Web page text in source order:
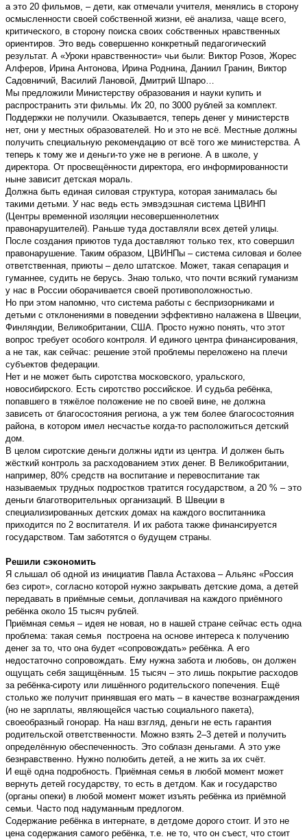
а это 20 фильмов, – дети, как отмечали учителя, менялись в сторону
осмысленности своей собственной жизни, её анализа, чаще всего,
критического, в сторону поиска своих собственных нравственных
ориентиров. Это ведь совершенно конкретный педагогический
результат. А «Уроки нравственности» чьи были: Виктор Розов, Жорес
Алферов, Ирина Антонова, Ирина Роднина, Даниил Гранин, Виктор
Садовничий, Василий Лановой, Дмитрий Шпаро…
Мы предложили Министерству образования и науки купить и
распространить эти фильмы. Их 20, по 3000 рублей за комплект.
Поддержки не получили. Оказывается, теперь денег у министерств
нет, они у местных образователей. Но и это не всё. Местные должны
получить специальную рекомендацию от всё того же министерства. А
теперь к тому же и деньги-то уже не в регионе. А в школе, у
директора. От просвещённости директора, его информированности
ныне зависит детская мораль.
Должна быть единая силовая структура, которая занималась бы
такими детьми. У нас ведь есть эмвэдэшная система ЦВИНП
(Центры временной изоляции несовершеннолетних
правонарушителей). Раньше туда доставляли всех детей улицы.
После создания приютов туда доставляют только тех, кто совершил
правонарушение. Таким образом, ЦВИНПы – система силовая и более
ответственная, приюты – дело штатское. Может, такая сепарация и
гуманнее, судить не берусь. Знаю только, что почти всякий гуманизм
у нас в России оборачивается своей противоположностью.
Но при этом напомню, что система работы с беспризорниками и
детьми с отклонениями в поведении эффективно налажена в Швеции,
Финляндии, Великобритании, США. Просто нужно понять, что этот
вопрос требует особого контроля. И единого центра финансирования,
а не так, как сейчас: решение этой проблемы переложено на плечи
субъектов федерации.
Нет и не может быть сиротства московского, уральского,
новосибирского. Есть сиротство российское. И судьба ребёнка,
попавшего в тяжёлое положение не по своей вине, не должна
зависеть от благосостояния региона, а уж тем более благосостояния
района, в котором имел несчастье когда-то расположиться детский
дом.
В целом сиротские деньги должны идти из центра. И должен быть
жёсткий контроль за расходованием этих денег. В Великобритании,
например, 80% средств на воспитание и перевоспитание так
называемых трудных подростков тратится государством, а 20 % – это
деньги благотворительных организаций. В Швеции в
специализированных детских домах на каждого воспитанника
приходится по 2 воспитателя. И их работа также финансируется
государством. Там заботятся о будущем страны.
Решили сэкономить
Я слышал об одной из инициатив Павла Астахова – Альянс «Россия
без сирот», согласно которой нужно закрывать детские дома, а детей
передавать в приёмные семьи, доплачивая на каждого приёмного
ребёнка около 15 тысяч рублей.
Приёмная семья – идея не новая, но в нашей стране сейчас есть одна
проблема: такая семья построена на основе интереса к получению
денег за то, что она будет «сопровождать» ребёнка. А его
недостаточно сопровождать. Ему нужна забота и любовь, он должен
ощущать себя защищённым. 15 тысяч – это лишь покрытие расходов
за ребёнка-сироту или лишённого родительского попечения. Ещё
столько же получит принявшая его мать – в качестве вознаграждения
(но не зарплаты, являющейся частью социального пакета),
своеобразный гонорар. На наш взгляд, деньги не есть гарантия
родительской ответственности. Можно взять 2–3 детей и получить
определённую обеспеченность. Это соблазн деньгами. А это уже
безнравственно. Нужно полюбить детей, а не жить за их счёт.
И ещё одна подробность. Приёмная семья в любой момент может
вернуть детей государству, то есть в детдом. Как и государство
(органы опеки) в любой момент может изъять ребёнка из приёмной
семьи. Часто под надуманным предлогом.
Содержание ребёнка в интернате, в детдоме дорого стоит. И это не
цена содержания самого ребёнка, т.е. не то, что он съест, что стоит